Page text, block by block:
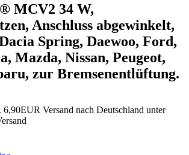
MCV2 34 W,
Anschluss abgewinkelt,
Spring, Daewoo, Ford,
Mazda, Nissan, Peugeot,
zur Bremsenentlüftung.
6,90EUR Versand nach Deutschland unter